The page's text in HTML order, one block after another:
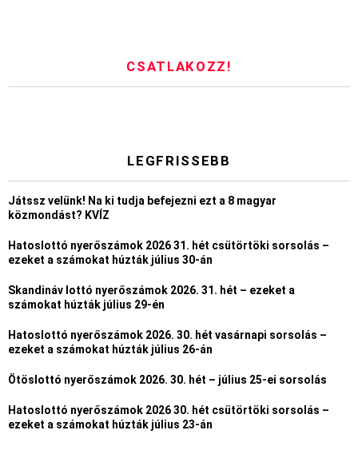
CSATLAKOZZ!
LEGFRISSEBB
Játssz velünk! Na ki tudja befejezni ezt a 8 magyar
közmondást? KVÍZ
Hatoslottó nyerőszámok 2026 31. hét csütörtöki sorsolás –
ezeket a számokat húzták július 30-án
Skandináv lottó nyerőszámok 2026. 31. hét – ezeket a
számokat húzták július 29-én
Hatoslottó nyerőszámok 2026. 30. hét vasárnapi sorsolás –
ezeket a számokat húzták július 26-án
Ötöslottó nyerőszámok 2026. 30. hét – július 25-ei sorsolás
Hatoslottó nyerőszámok 2026 30. hét csütörtöki sorsolás –
ezeket a számokat húzták július 23-án